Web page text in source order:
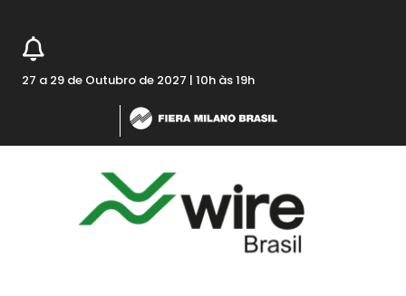
27 a 29 de Outubro de 2027 | 10h às 19h